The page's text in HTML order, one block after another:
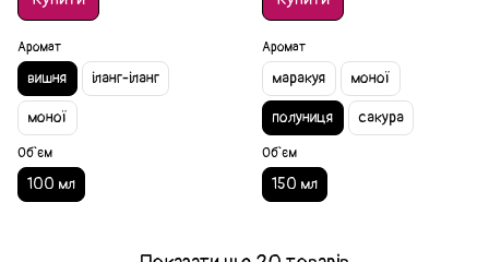
Аромат
вишня іланг-іланг
моної
Об`єм
100 мл
Аромат
маракуя моної
полуниця сакура
Об`єм
150 мл